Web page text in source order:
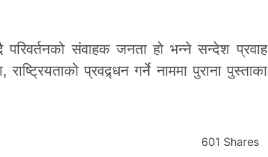
संवाहक जनता हो भन्ने सन्देश प्रवाह
प्रवद्र्धन गर्ने नाममा पुराना पुस्ताका
601 Shares